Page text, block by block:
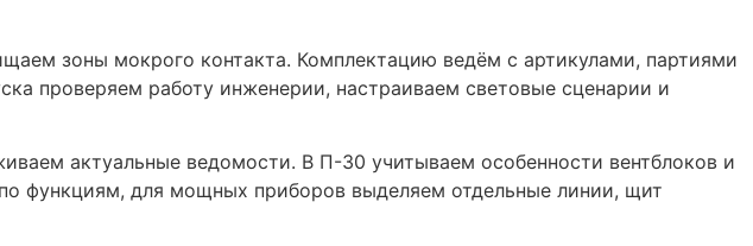
зоны мокрого контакта. Комплектацию ведём с артикулами, партиями
проверяем работу инженерии, настраиваем световые сценарии и
актуальные ведомости. В П-30 учитываем особенности вентблоков и
функциям, для мощных приборов выделяем отдельные линии, щит